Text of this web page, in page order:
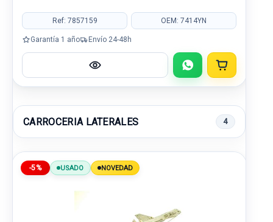
Ref: 7857159 OEM: 7414YN
Garantía 1 año Envío 24-48h
CARROCERIA LATERALES 4
-5% USADO NOVEDAD